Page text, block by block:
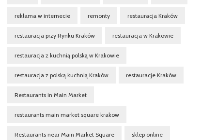
reklama w internecie remonty restauracja Kraków
restauracja przy Rynku Kraków restauracja w Krakowie
restauracja z kuchnią polską w Krakowie
restauracja z polską kuchnią Kraków restauracje Kraków
Restaurants in Main Market
restaurants main market square krakow
Restaurants near Main Market Square sklep online